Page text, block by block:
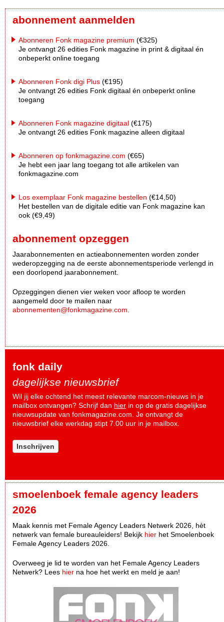
abonnement aanmelden
Abonneren Fonk magazine premium (€325)
Je ontvangt 26 edities Fonk magazine in print & digitaal én
onbeperkt online toegang
Abonneren Fonk digi Plus (€195)
Je ontvangt 26 edities Fonk digitaal én onbeperkt online
toegang
Abonneren Fonk magazine digitaal (€175)
Je ontvangt 26 edities Fonk magazine alleen digitaal
Abonneren op fonkmagazine.com (€65)
Je hebt een jaar lang toegang tot alle artikelen van
fonkmagazine.com
Los exemplaar Fonk magazine bestellen (€14,50)
Het bestellen van de digitale editie van Fonk magazine kan
ook (€9,49)
abonnement opzeggen
Jaarabonnementen en actieabonnementen worden zonder
wederopzegging na de eerste abonnementsperiode verlengd in
een doorlopend jaarabonnement.
Opzeggingen dienen vier weken voor afloop te worden
aangemeld door te mailen naar
abonnementen@fonkmagazine.com.
fonk daily
dagelijkse nieuwsbrief
Wil jij elke ochtend het meest relevante marcom-nieuws in je
mailbox ontvangen? Schrijf dan hier in op de gratis dagelijkse
nieuwsupdate van fonkmagazine.com. Je ontvangt de
nieuwsbrief elke werkdag stipt 7.00 uur in je mailbox.
Inschrijven
smoelenboek female agency leaders
2026
Maak kennis met Female Agency Leaders Netwerk 2026, hèt
netwerk van female bureauleiders! Bekijk hier het Smoelenboek
Female Agency Leaders 2026.
Overweeg je lid te worden van het Female Agency Leaders
Netwerk? Lees hier na hoe het werkt en meld je aan!